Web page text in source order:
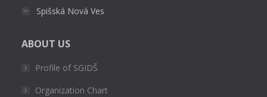
Spišská Nová Ves
ABOUT US
Profile of SGIDŠ
Organization Chart